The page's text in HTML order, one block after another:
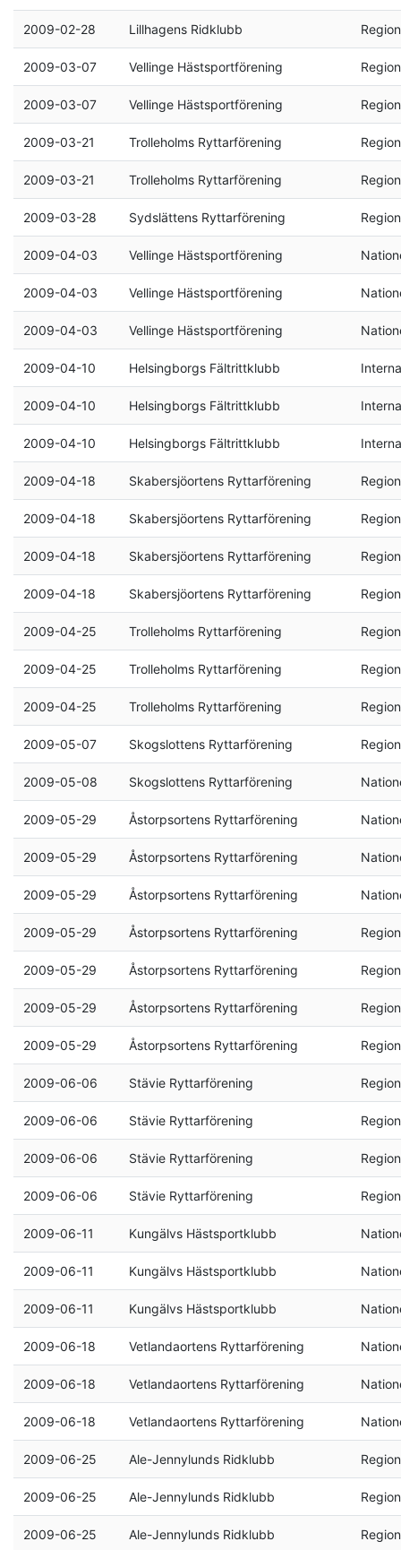
2009-02-28 Lillhagens Ridklubb
2009-03-07 Vellinge Hästsportförening
2009-03-07 Vellinge Hästsportförening
2009-03-21 Trolleholms Ryttarförening
2009-03-21 Trolleholms Ryttarförening
2009-03-28 Sydslättens Ryttarförening
2009-04-03 Vellinge Hästsportförening
2009-04-03 Vellinge Hästsportförening
2009-04-03 Vellinge Hästsportförening
2009-04-10 Helsingborgs Fältrittklubb
2009-04-10 Helsingborgs Fältrittklubb
2009-04-10 Helsingborgs Fältrittklubb
2009-04-18 Skabersjöortens Ryttarförening
2009-04-18 Skabersjöortens Ryttarförening
2009-04-18 Skabersjöortens Ryttarförening
2009-04-18 Skabersjöortens Ryttarförening
2009-04-25 Trolleholms Ryttarförening
2009-04-25 Trolleholms Ryttarförening
2009-04-25 Trolleholms Ryttarförening
2009-05-07 Skogslottens Ryttarförening
2009-05-08 Skogslottens Ryttarförening
2009-05-29 Åstorpsortens Ryttarförening
2009-05-29 Åstorpsortens Ryttarförening
2009-05-29 Åstorpsortens Ryttarförening
2009-05-29 Åstorpsortens Ryttarförening
2009-05-29 Åstorpsortens Ryttarförening
2009-05-29 Åstorpsortens Ryttarförening
2009-05-29 Åstorpsortens Ryttarförening
2009-06-06 Stävie Ryttarförening
2009-06-06 Stävie Ryttarförening
2009-06-06 Stävie Ryttarförening
2009-06-06 Stävie Ryttarförening
2009-06-11 Kungälvs Hästsportklubb
2009-06-11 Kungälvs Hästsportklubb
2009-06-11 Kungälvs Hästsportklubb
2009-06-18 Vetlandaortens Ryttarförening
2009-06-18 Vetlandaortens Ryttarförening
2009-06-18 Vetlandaortens Ryttarförening
2009-06-25 Ale-Jennylunds Ridklubb
2009-06-25 Ale-Jennylunds Ridklubb
2009-06-25 Ale-Jennylunds Ridklubb